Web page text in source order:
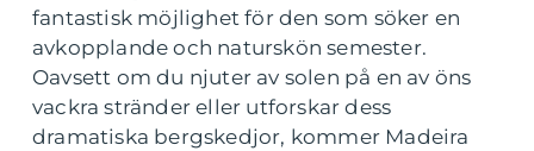
fantastisk möjlighet för den som söker en
avkopplande och naturskön semester.
Oavsett om du njuter av solen på en av öns
vackra stränder eller utforskar dess
dramatiska bergskedjor, kommer Madeira